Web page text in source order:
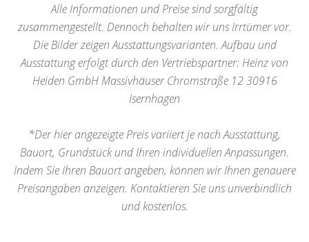
Alle Informationen und Preise sind sorgfältig
zusammengestellt. Dennoch behalten wir uns Irrtümer vor.
Die Bilder zeigen Ausstattungsvarianten. Aufbau und
Ausstattung erfolgt durch den Vertriebspartner: Heinz von
Heiden GmbH Massivhäuser Chromstraße 12 30916
Isernhagen
*Der hier angezeigte Preis variiert je nach Ausstattung,
Bauort, Grundstück und Ihren individuellen Anpassungen.
Indem Sie Ihren Bauort angeben, können wir Ihnen genauere
Preisangaben anzeigen. Kontaktieren Sie uns unverbindlich
und kostenlos.